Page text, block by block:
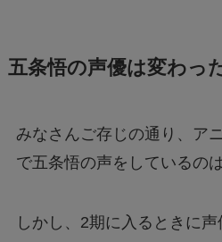
五条悟の声優は変わっ
みなさんご存じの通り、ア
で五条悟の声をしているの
しかし、2期に入るときに